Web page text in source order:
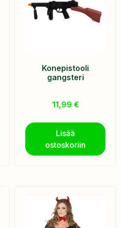
Konepistooli
gangsteri
11,99 €
Lisää
ostoskoriin